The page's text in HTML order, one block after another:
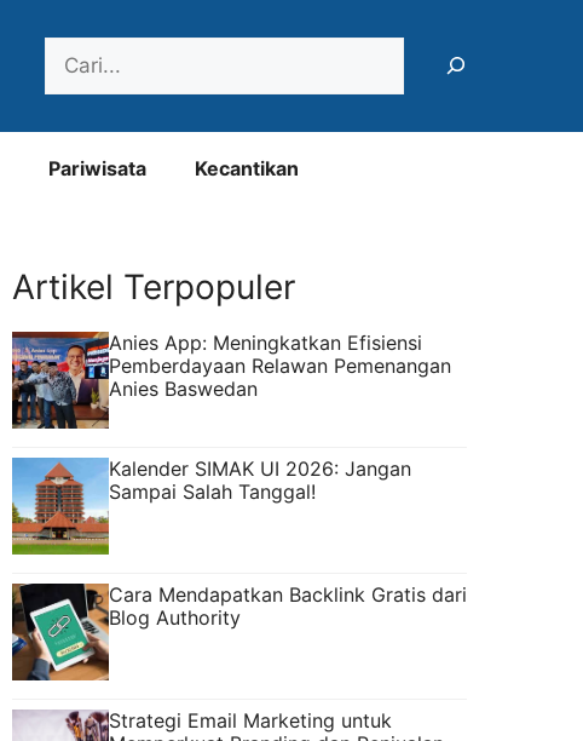
Pariwisata Kecantikan
Artikel Terpopuler
Anies App: Meningkatkan Efisiensi
Pemberdayaan Relawan Pemenangan
Anies Baswedan
Kalender SIMAK UI 2026: Jangan
Sampai Salah Tanggal!
Cara Mendapatkan Backlink Gratis dari
Blog Authority
Strategi Email Marketing untuk